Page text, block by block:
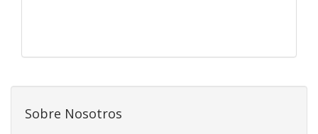
Sobre Nosotros